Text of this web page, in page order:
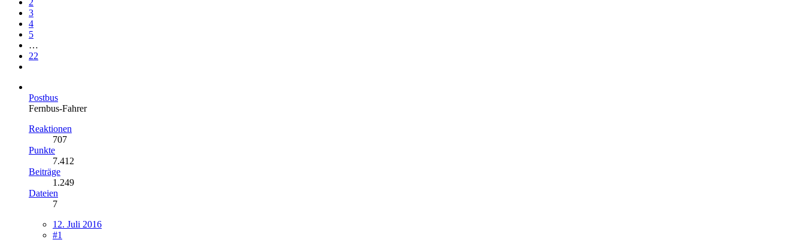
3
4
5
…
22
Postbus
Fernbus-Fahrer
Reaktionen
707
Punkte
7.412
Beiträge
1.249
Dateien
7
12. Juli 2016
#1